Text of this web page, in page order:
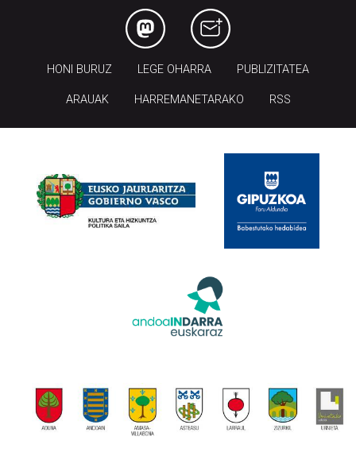
HONI BURUZ LEGE OHARRA PUBLIZITATEA
ARAUAK HARREMANETARAKO RSS